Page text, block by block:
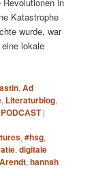
Katastrophe
wurde, war
lokale
,Ad
, Literaturblog,
|
,#hsg,
,digitale
,hannah